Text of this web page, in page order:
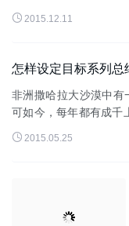
名时，曰一类众生。家
字示现准则，且化身做
 2015.12.11
怎样设定目标系列总
非洲撒哈拉大沙漠中有
可如今，每年都有成千
从来没有离开过这块贫
过很多次都没有走出...
 2015.05.25